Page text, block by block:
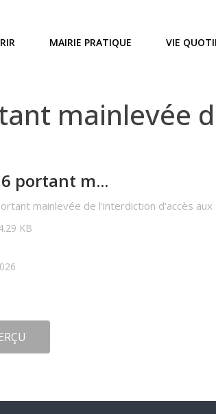
MAIRIE PRATIQUE VIE
mainlevée
portant m...
mainlevée de l'interdiction d'accès
KB